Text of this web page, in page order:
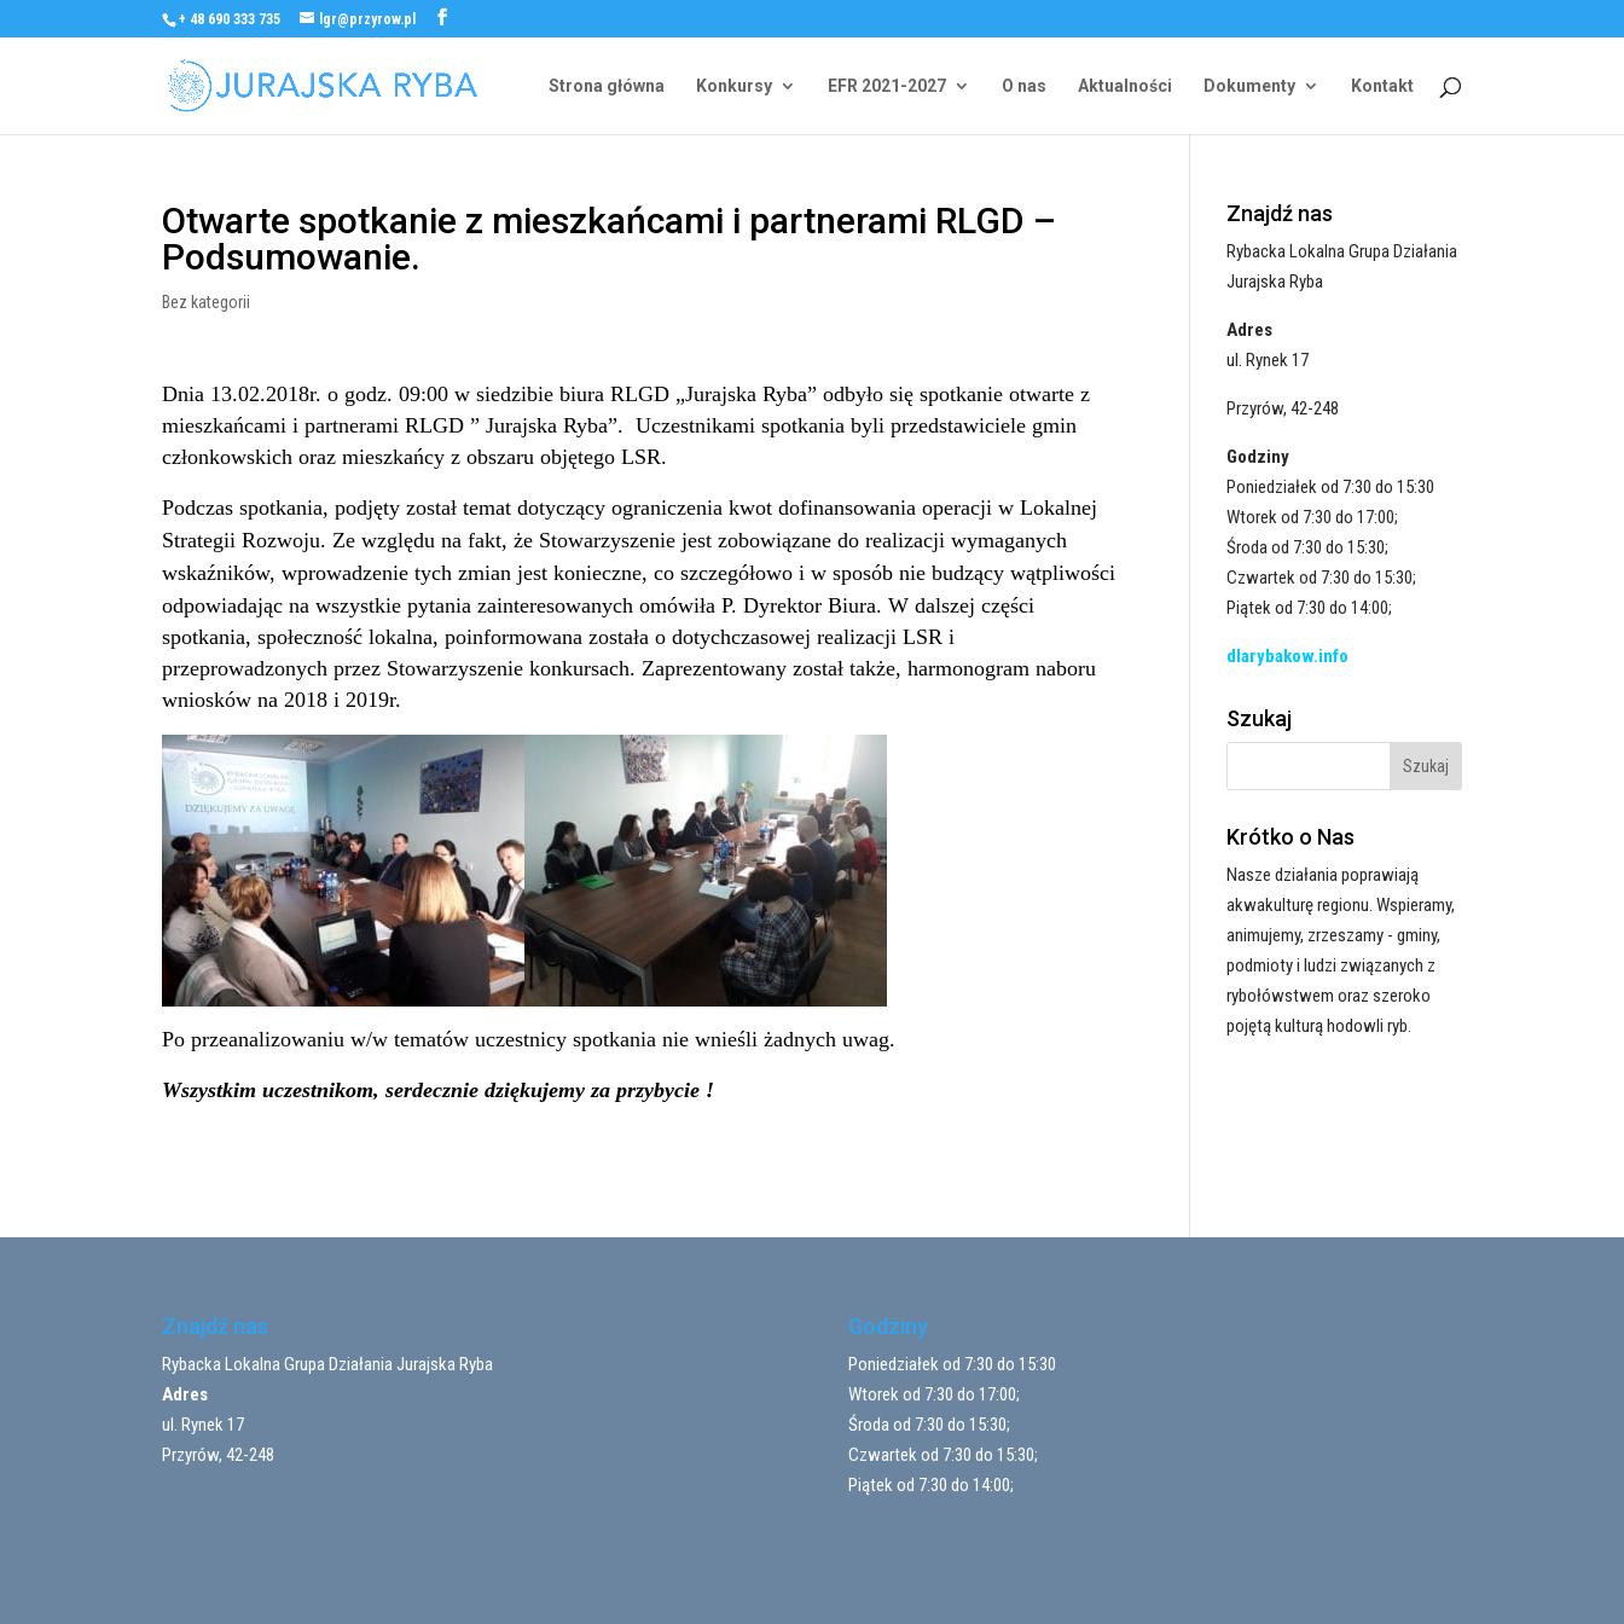
+ 48 690 333 735 lgr@przyrow.pl
Strona główna Konkursy EFR 2021-2027 O nas Aktualności Dokumenty Kontakt
Otwarte spotkanie z mieszkańcami i partnerami RLGD –
Podsumowanie.
Bez kategorii
Dnia 13.02.2018r. o godz. 09:00 w siedzibie biura RLGD „Jurajska Ryba” odbyło się spotkanie otwarte z
mieszkańcami i partnerami RLGD ” Jurajska Ryba”.Uczestnikami spotkania byli przedstawiciele gmin
członkowskich oraz mieszkańcy z obszaru objętego LSR.
Podczasspotkania,podjęty został temat dotyczący ograniczenia kwot dofinansowania operacji w Lokalnej
Strategii Rozwoju.Ze względu na fakt, że Stowarzyszenie jest zobowiązane do realizacji wymaganych
wskaźników, wprowadzenie tych zmian jest konieczne, co szczegółowo iw sposób nie budzący wątpliwości
odpowiadając na wszystkie pytania zainteresowanych omówiła P. Dyrektor Biura.W dalszej części
spotkania, społeczność lokalna, poinformowana została o dotychczasowej realizacji LSR i
przeprowadzonych przez Stowarzyszeniekonkursach.Zaprezentowany zostałtakże, harmonogramnaboru
wniosków na 2018 i 2019r.
Po przeanalizowaniu w/w tematów uczestnicy spotkania nie wnieśli żadnych uwag.
Wszystkim uczestnikom, serdecznie dziękujemy za przybycie !
Znajdź nas
Rybacka Lokalna Grupa Działania
Jurajska Ryba
Adres
ul. Rynek 17
Przyrów, 42-248
Godziny
Poniedziałek od 7:30 do 15:30
Wtorek od 7:30 do 17:00;
Środa od 7:30 do 15:30;
Czwartek od 7:30 do 15:30;
Piątek od 7:30 do 14:00;
dlarybakow.info
Szukaj
Krótko o Nas
Nasze działania poprawiają
akwakulturę regionu. Wspieramy,
animujemy, zrzeszamy - gminy,
podmioty i ludzi związanych z
rybołówstwem oraz szeroko
pojętą kulturą hodowli ryb.
Znajdź nas
Rybacka Lokalna Grupa Działania Jurajska Ryba
Adres
ul. Rynek 17
Przyrów, 42-248
Godziny
Poniedziałek od 7:30 do 15:30
Wtorek od 7:30 do 17:00;
Środa od 7:30 do 15:30;
Czwartek od 7:30 do 15:30;
Piątek od 7:30 do 14:00;